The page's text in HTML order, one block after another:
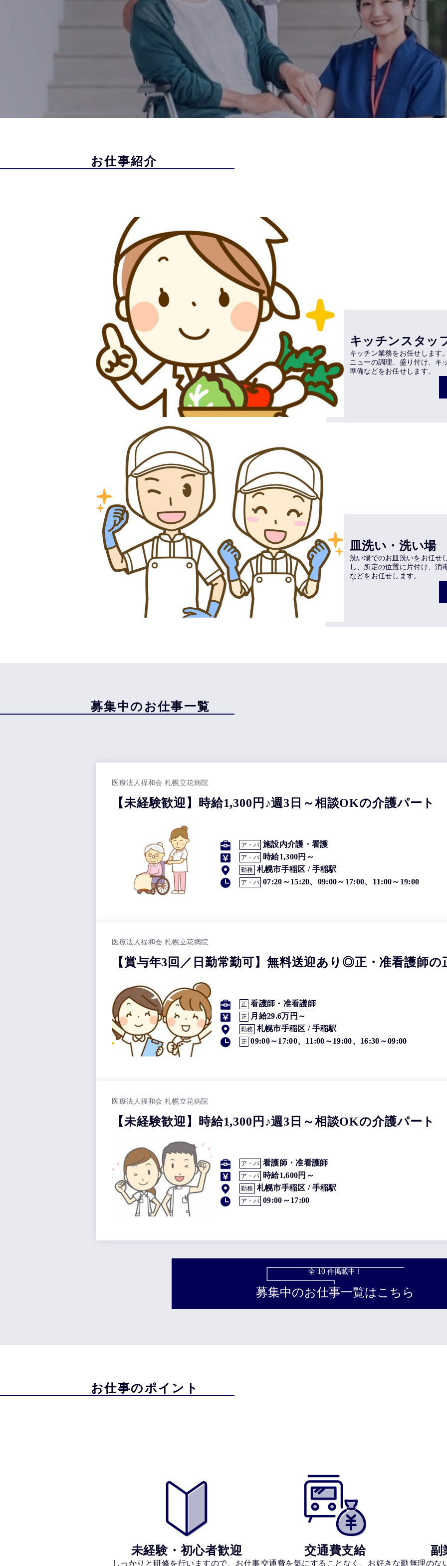
お仕事紹介
キッチンスタッ
キッチン業務をお任せします
ニューの調理、盛り付け、キ
準備などをお任せします。
皿洗い・洗い場
洗い場でのお皿洗いをお任せ
し、所定の位置に片付け、消
などをお任せします。
募集中のお仕事一覧
医療法人福和会 札幌立花病院
【未経験歓迎】時給1,300円♪週3日～相談OKの介護パート
ア・パ 施設内介護・看護
ア・パ 時給1,300円～
勤務 札幌市手稲区 / 手稲駅
ア・パ 07:20～15:20、09:00～17:00、11:00～19:00
医療法人福和会 札幌立花病院
【賞与年3回／日勤常勤可】無料送迎あり◎正・准看護師の
正 看護師・准看護師
正 月給29.6万円～
勤務 札幌市手稲区 / 手稲駅
正 09:00～17:00、11:00～19:00、16:30～09:00
医療法人福和会 札幌立花病院
【未経験歓迎】時給1,300円♪週3日～相談OKの介護パート
ア・パ 看護師・准看護師
ア・パ 時給1,600円～
勤務 札幌市手稲区 / 手稲駅
ア・パ 09:00～17:00
全 10 件掲載中！
募集中のお仕事一覧はこちら
お仕事のポイント
未経験・初心者歓迎
しっかりと研修を行いますので、お仕事
交通費支給
交通費を気にすることなく、お好きな勤
副
無理のな